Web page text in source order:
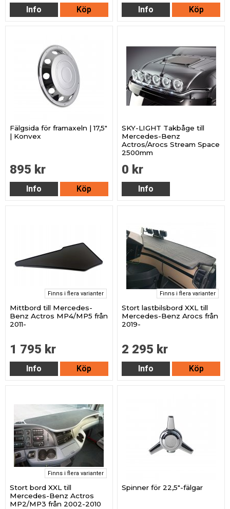
Info Köp Info Köp
Fälgsida för framaxeln | 17,5"
| Konvex
895 kr
Info Köp
SKY-LIGHT Takbåge till
Mercedes-Benz
Actros/Arocs Stream Space
2500mm
0 kr
Info
Finns i flera varianter
Mittbord till Mercedes-
Benz Actros MP4/MP5 från
2011-
1 795 kr
Info Köp
Finns i flera varianter
Stort lastbilsbord XXL till
Mercedes-Benz Arocs från
2019-
2 295 kr
Info Köp
Finns i flera varianter
Stort bord XXL till
Mercedes-Benz Actros
MP2/MP3 från 2002-2010
Spinner för 22,5"-fälgar